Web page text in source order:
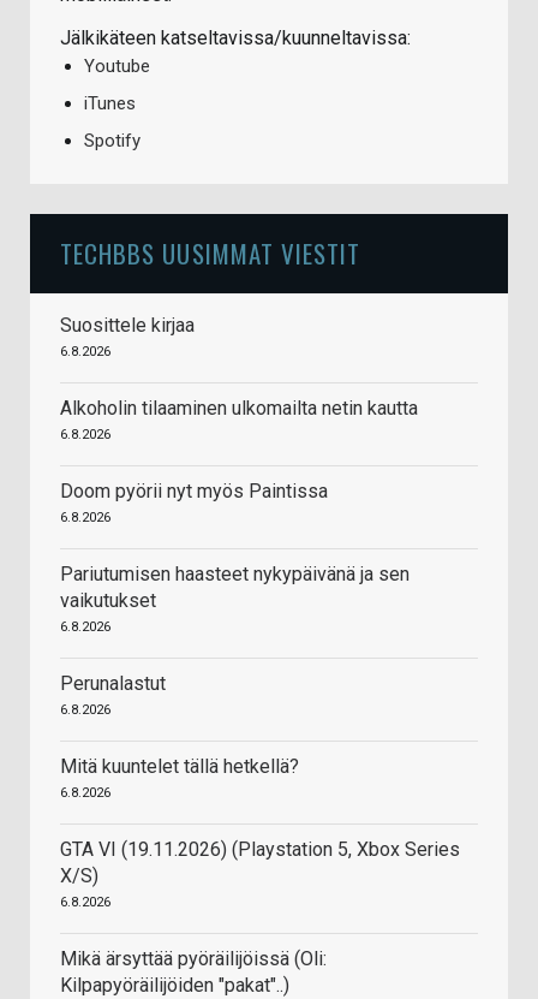
Jälkikäteen katseltavissa/kuunneltavissa:
Youtube
iTunes
Spotify
TECHBBS UUSIMMAT VIESTIT
Suosittele kirjaa
6.8.2026
Alkoholin tilaaminen ulkomailta netin kautta
6.8.2026
Doom pyörii nyt myös Paintissa
6.8.2026
Pariutumisen haasteet nykypäivänä ja sen
vaikutukset
6.8.2026
Perunalastut
6.8.2026
Mitä kuuntelet tällä hetkellä?
6.8.2026
GTA VI (19.11.2026) (Playstation 5, Xbox Series
X/S)
6.8.2026
Mikä ärsyttää pyöräilijöissä (Oli:
Kilpapyöräilijöiden "pakat"..)